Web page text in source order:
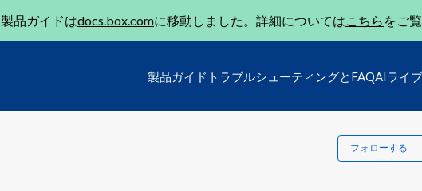
製品ガイドはdocs.box.comに移動しました。詳細についてはこちら をご
製品ガイド トラブルシューティングとFAQAIライ
フォローする